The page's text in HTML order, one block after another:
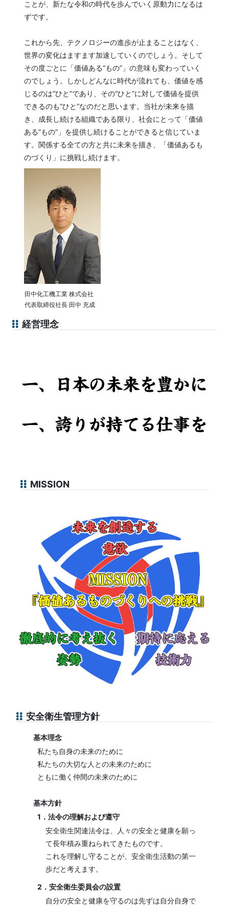
ことが、新たな令和の時代を歩んでいく原動力になるは
ずです。
これから先、テクノロジーの進歩が止まることはなく、
世界の変化はますます加速していくのでしょう。そして
その度ごとに「価値ある“もの”」の意味も変わっていく
のでしょう。しかしどんなに時代が流れても、価値を感
じるのは“ひと”であり、その“ひと”に対して価値を提供
できるのも“ひと”なのだと思います。当社が未来を描
き、成長し続ける組織である限り、社会にとって「価値
ある“もの”」を提供し続けることができると信じていま
す。関係する全ての方と共に未来を描き、「価値あるも
のづくり」に挑戦し続けます。
田中化工機工業 株式会社
代表取締役社長 田中 充成
経営理念
MISSION
安全衛生管理方針
基本理念
私たち自身の未来のために
私たちの大切な人との未来のために
ともに働く仲間の未来のために
基本方針
1．法令の理解および遵守
安全衛生関連法令は、人々の安全と健康を願っ
て長年積み重ねられてきたものです。
これを理解し守ることが、安全衛生活動の第一
歩だと考えます。
2．安全衛生委員会の設置
自分の安全と健康を守るのは先ずは自分自身で